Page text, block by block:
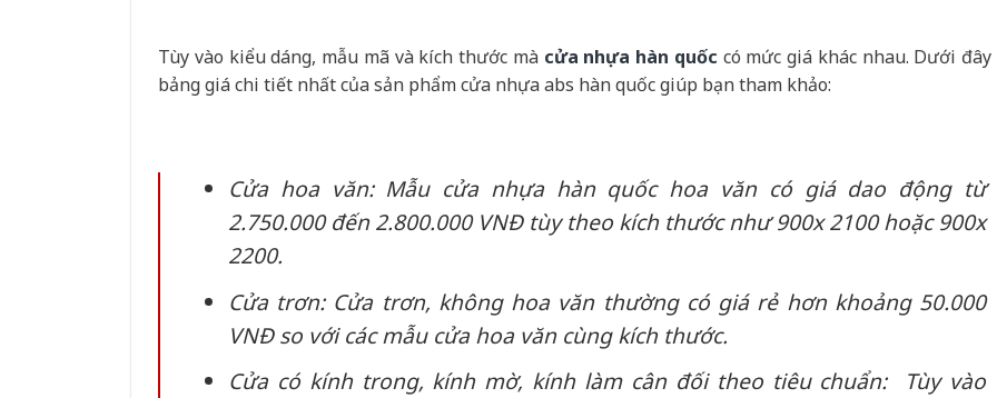
Tùy vào kiểu dáng, mẫu mã và kích thước mà cửa nhựa hàn quốc có mức giá khác nhau. Dưới đây
bảng giá chi tiết nhất của sản phẩm cửa nhựa abs hàn quốc giúp bạn tham khảo:
Cửa hoa văn: Mẫu cửa nhựa hàn quốc hoa văn có giá dao động từ
2.750.000 đến 2.800.000 VNĐ tùy theo kích thước như 900x 2100 hoặc 900x
2200.
Cửa trơn: Cửa trơn, không hoa văn thường có giá rẻ hơn khoảng 50.000
VNĐ so với các mẫu cửa hoa văn cùng kích thước.
Cửa có kính trong, kính mờ, kính làm cân đối theo tiêu chuẩn: Tùy vào